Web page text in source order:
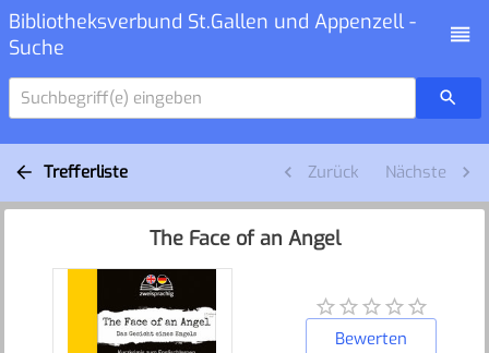
Bibliotheksverbund St.Gallen und Appenzell -
Suche
Suchbegriff(e) eingeben
Trefferliste Zurück Nächste
The Face of an Angel
Bewerten